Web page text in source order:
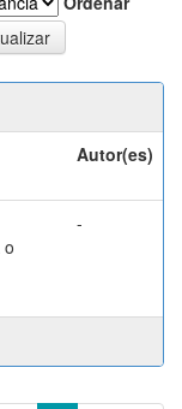
Autor(es)
-